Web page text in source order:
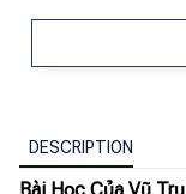
DESCRIPTION